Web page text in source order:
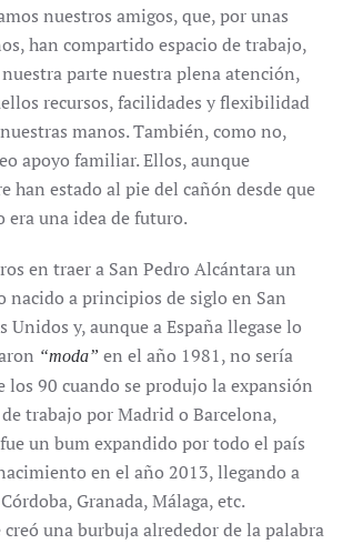
nuestros amigos, que, por unas
han compartido espacio de trabajo,
parte nuestra plena atención,
recursos, facilidades y flexibilidad
manos. También, como no,
apoyo familiar. Ellos, aunque
han estado al pie del cañón desde que
era una idea de futuro.
en traer a San Pedro Alcántara un
nacido a principios de siglo en San
Unidos y, aunque a España llegase lo
“moda” en el año 1981, no sería
los 90 cuando se produjo la expansión
trabajo por Madrid o Barcelona,
un bum expandido por todo el país
en el año 2013, llegando a
Granada, Málaga, etc.
una burbuja alrededor de la palabra